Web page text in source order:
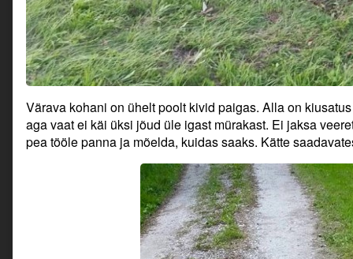
Värava kohani on ühelt poolt kivid paigas. Alla on
aga vaat ei käi üksi jõud üle igast mürakast. Ei jaksa
pea tööle panna ja mõelda, kuidas saaks. Kätte